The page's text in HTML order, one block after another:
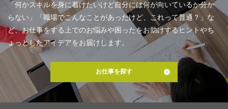
「何かスキルを身に着けたいけど自分には何が向いているか分か
らない」「職場でこんなことがあったけど、これって普通？」な
ど、お仕事をする上でのお悩みや困ったをお助けするヒントやち
ょっとしたアイデアをお届けします。
お仕事を探す